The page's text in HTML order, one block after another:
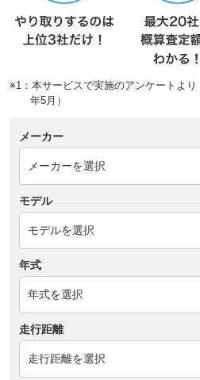
※1：本サービスで実施のアンケートよ
年5月）
メーカー
モデル
年式
走行距離